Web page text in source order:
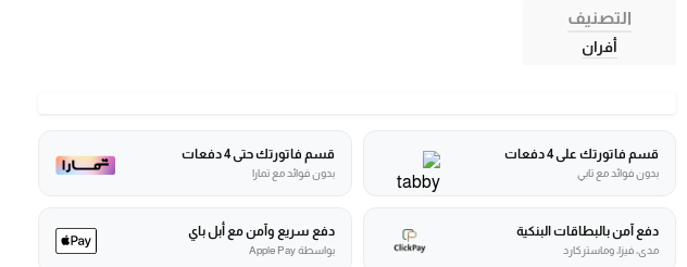
التصنيف
أفران
قسم فاتورتك على 4 دفعات
بدون فوائد مع تابي
قسم فاتورتك حتى 4 دفعات
بدون فوائد مع تمارا
دفع آمن بالبطاقات البنكية
مدى، فيزا، وماستركارد
دفع سريع وآمن مع أبل باي
بواسطة Apple Pay